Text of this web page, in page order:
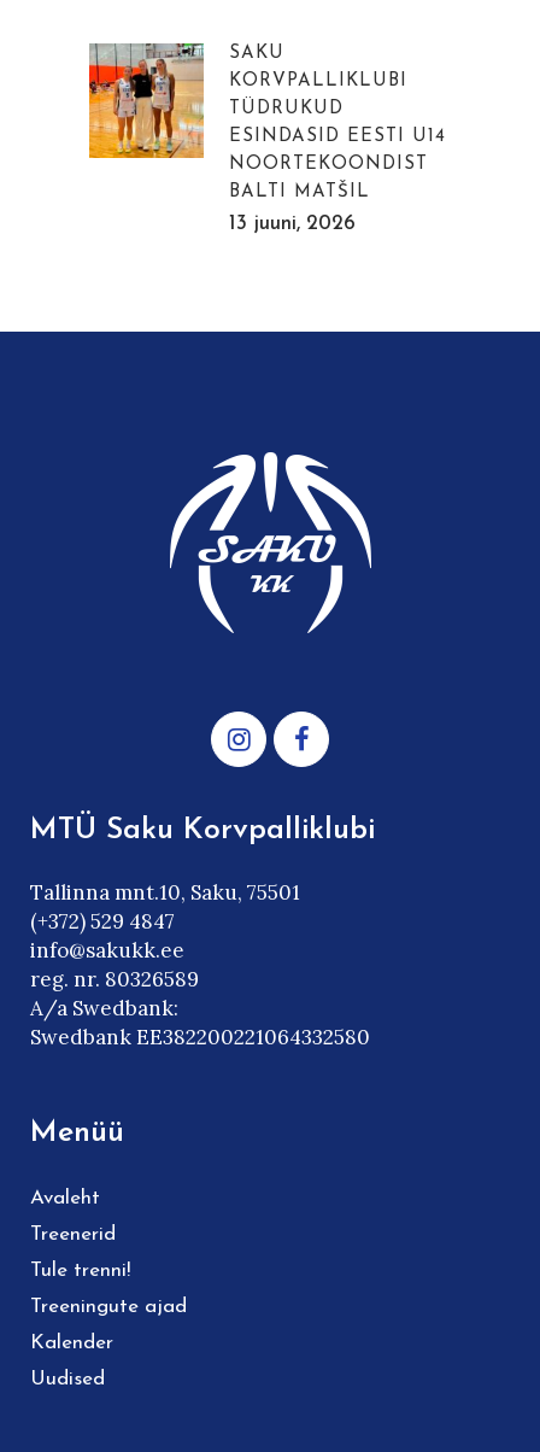
SAKU
KORVPALLIKLUBI
TÜDRUKUD
ESINDASID EESTI U14
NOORTEKOONDIST
BALTI MATŠIL
13 juuni, 2026
MTÜ Saku Korvpalliklubi
Tallinna mnt.10, Saku, 75501
(+372) 529 4847
info@sakukk.ee
reg. nr. 80326589
A/a Swedbank:
Swedbank EE382200221064332580
Menüü
Avaleht
Treenerid
Tule trenni!
Treeningute ajad
Kalender
Uudised